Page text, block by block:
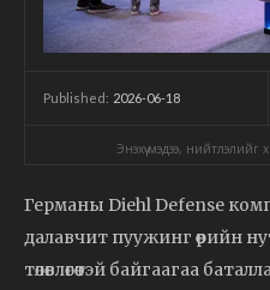
Published: 2026-06-18
Энэхүү мэдээ,
Германы Diehl Defense
далавчит пуужинг өөрийн
төлөвлөгөөтэй байгаагаа